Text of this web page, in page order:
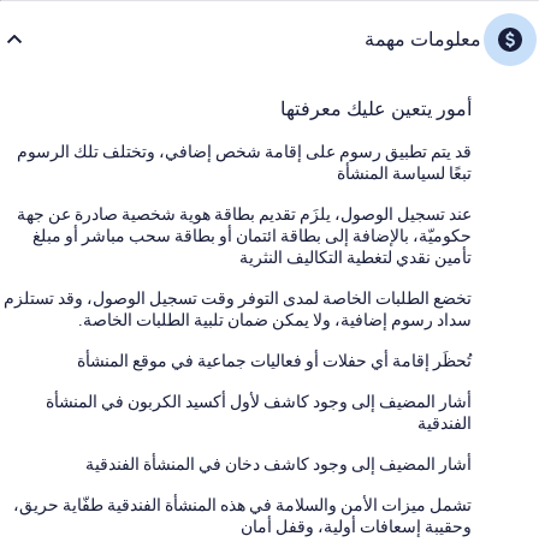
معلومات مهمة
أمور يتعين عليك معرفتها
قد يتم تطبيق رسوم على إقامة شخص إضافي، وتختلف تلك الرسوم
تبعًا لسياسة المنشأة
عند تسجيل الوصول، يلزَم تقديم بطاقة هوية شخصية صادرة عن جهة
حكوميّة، بالإضافة إلى بطاقة ائتمان أو بطاقة سحب مباشر أو مبلغ
تأمين نقدي لتغطية التكاليف النثرية
تخضع الطلبات الخاصة لمدى التوفر وقت تسجيل الوصول، وقد تستلزم
سداد رسوم إضافية، ولا يمكن ضمان تلبية الطلبات الخاصة.
تُحظَر إقامة أي حفلات أو فعاليات جماعية في موقع المنشأة
أشار المضيف إلى وجود كاشف لأول أكسيد الكربون في المنشأة
الفندقية
أشار المضيف إلى وجود كاشف دخان في المنشأة الفندقية
تشمل ميزات الأمن والسلامة في هذه المنشأة الفندقية طفّاية حريق،
وحقيبة إسعافات أولية، وقفل أمان